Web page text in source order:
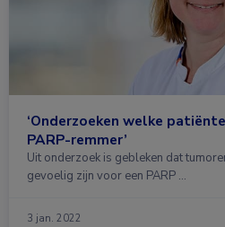
‘Onderzoeken welke
PARP-remmer’
Uit onderzoek is gebleken dat
gevoelig zijn voor een PARP …
3 jan. 2022